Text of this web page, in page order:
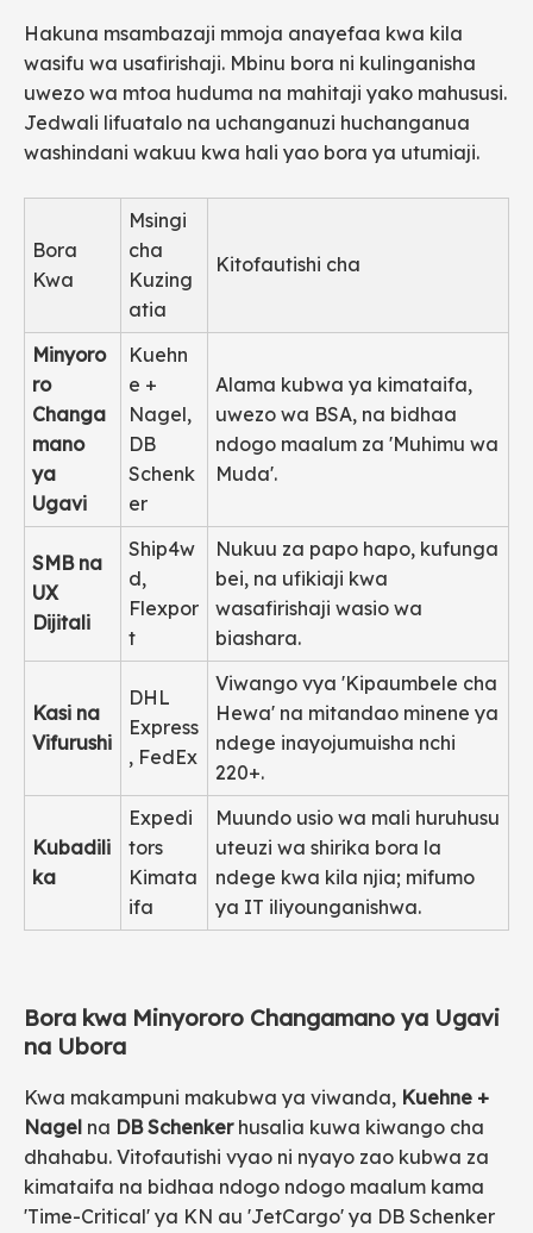
Hakuna msambazaji mmoja anayefaa kwa kila
wasifu wa usafirishaji. Mbinu bora ni kulinganisha
uwezo wa mtoa huduma na mahitaji yako mahususi.
Jedwali lifuatalo na uchanganuzi huchanganua
washindani wakuu kwa hali yao bora ya utumiaji.
Bora
Kwa
Msingi
cha
Kuzing
atia
Kitofautishi cha
Minyoro
ro
Changa
mano
ya
Ugavi
Kuehn
e +
Nagel,
DB
Schenk
er
Alama kubwa ya kimataifa,
uwezo wa BSA, na bidhaa
ndogo maalum za 'Muhimu wa
Muda'.
SMB na
UX
Dijitali
Ship4w
d,
Flexpor
t
Nukuu za papo hapo, kufunga
bei, na ufikiaji kwa
wasafirishaji wasio wa
biashara.
Kasi na
Vifurushi
DHL
Express
, FedEx
Viwango vya 'Kipaumbele cha
Hewa' na mitandao minene ya
ndege inayojumuisha nchi
220+.
Kubadili
ka
Expedi
tors
Kimata
ifa
Muundo usio wa mali huruhusu
uteuzi wa shirika bora la
ndege kwa kila njia; mifumo
ya IT iliyounganishwa.
Bora kwa Minyororo Changamano ya Ugavi
na Ubora
Kwa makampuni makubwa ya viwanda, Kuehne +
Nagel na DB Schenker husalia kuwa kiwango cha
dhahabu. Vitofautishi vyao ni nyayo zao kubwa za
kimataifa na bidhaa ndogo ndogo maalum kama
'Time-Critical' ya KN au 'JetCargo' ya DB Schenker